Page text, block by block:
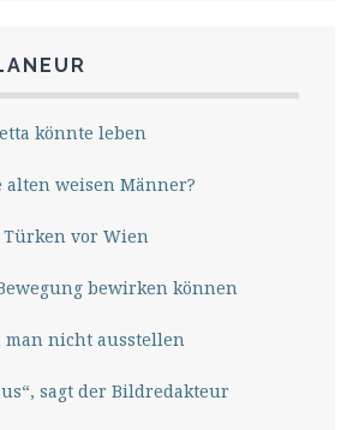
könnte leben
alten weisen Männer?
vor Wien
bewirken können
man nicht ausstellen
sagt der Bildredakteur